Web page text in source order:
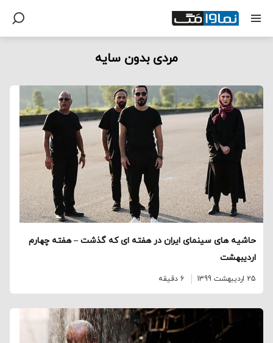
مردی بدون سایه
حاشیه های سینمای ایران در هفته ای که گذشت – هفته چهارم
اردیبهشت
25 اردیبهشت 1399 6 دقیقه